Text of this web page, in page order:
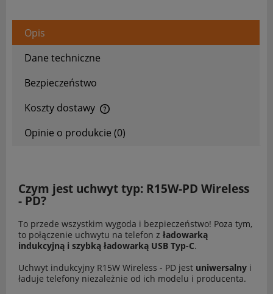
Opis
Dane techniczne
Bezpieczeństwo
Koszty dostawy
Opinie o produkcie (0)
Czym jest uchwyt typ: R15W-PD Wireless
- PD?
To przede wszystkim wygoda i bezpieczeństwo! Poza tym,
to połączenie uchwytu na telefon z ładowarką
indukcyjną i szybką ładowarką USB Typ-C.
Uchwyt indukcyjny R15W Wireless - PD jest uniwersalny i
ładuje telefony niezależnie od ich modelu i producenta.